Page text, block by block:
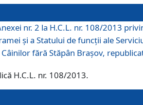
nr. 2 la H.C.L. nr. 108/2013
şi a Statului de funcții ale
fără Stăpân Brașov,
H.C.L. nr. 108/2013.